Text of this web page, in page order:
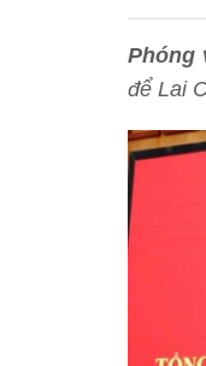
Phóng
để Lai